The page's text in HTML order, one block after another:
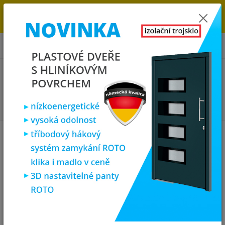
OBJEDNÁVKOU. MÁME 7 000 OKEN A DVEŘÍ SKLADEM U NÁS V
KLATOVECH.
0
0,00 Kč
Plastová okna Plastová okna do paneláku 3 1
Plastová okna do paneláku a
jejich cena - nyní s dopravou
zdarma
Plastová okna v rozměru 150x120 cm (1500x1200 mm)
ve kvalitním šestikomorovém rámu